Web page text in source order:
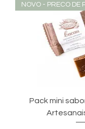
NOVO - PRECO DE
Pack mini